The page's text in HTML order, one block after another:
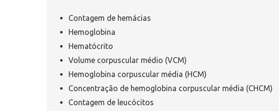
Contagem de hemácias
Hemoglobina
Hematócrito
Volume corpuscular médio (VCM)
Hemoglobina corpuscular média (HCM)
Concentração de hemoglobina corpuscular média (CHCM)
Contagem de leucócitos